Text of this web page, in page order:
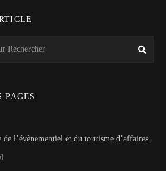
PAGES
l’évènementiel et du tourisme d’affaires.